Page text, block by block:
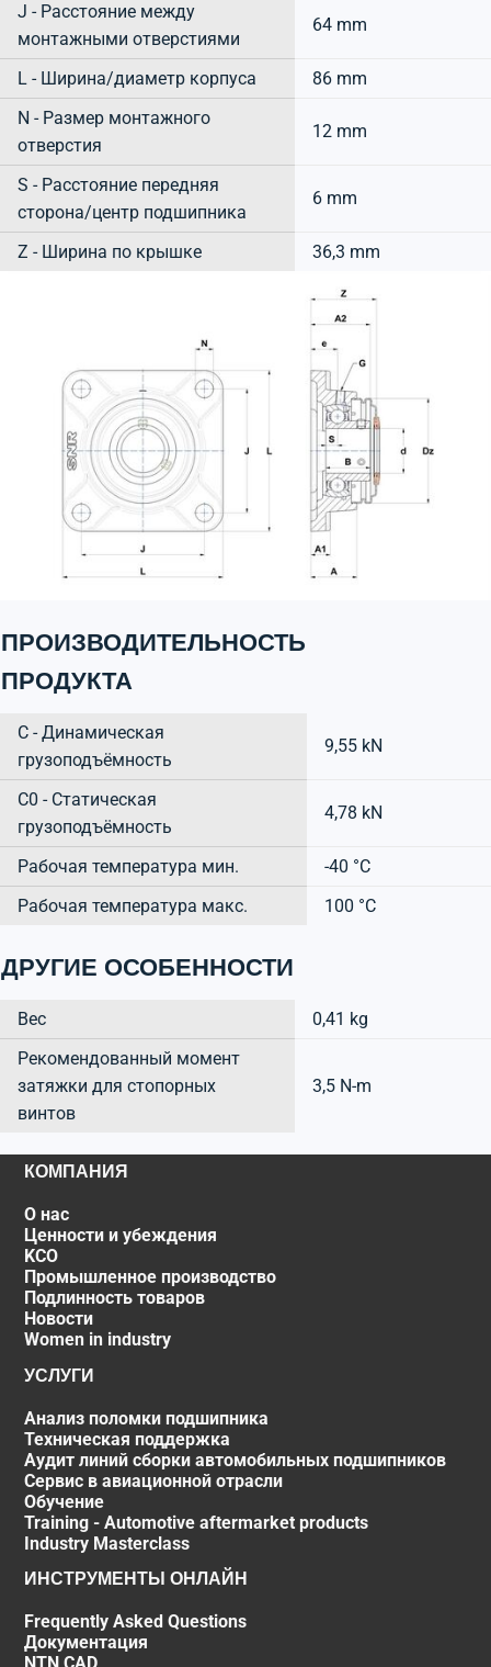
J - Расстояние между
монтажными отверстиями
64 mm
L - Ширина/диаметр корпуса
86 mm
N - Размер монтажного
отверстия
12 mm
S - Расстояние передняя
сторона/центр подшипника
6 mm
Z - Ширина по крышке 36,3 mm
ПРОИЗВОДИТЕЛЬНОСТЬ
ПРОДУКТА
C - Динамическая
грузоподъёмность
9,55 kN
C0 - Статическая
грузоподъёмность
4,78 kN
Рабочая температура мин.
-40 °C
Рабочая температура макс.
100 °C
ДРУГИЕ ОСОБЕННОСТИ
Вес
0,41 kg
Рекомендованный момент
затяжки для стопорных
винтов
3,5 N-m
КОМПАНИЯ
О нас
Ценности и убеждения
KCO
Промышленное производство
Подлинность товаров
Новости
Women in industry
УСЛУГИ
Анализ поломки подшипника
Техническая поддержка
Аудит линий сборки автомобильных подшипников
Сервис в авиационной отрасли
Обучение
Training - Automotive aftermarket products
Industry Masterclass
ИНСТРУМЕНТЫ ОНЛАЙН
Frequently Asked Questions
Документация